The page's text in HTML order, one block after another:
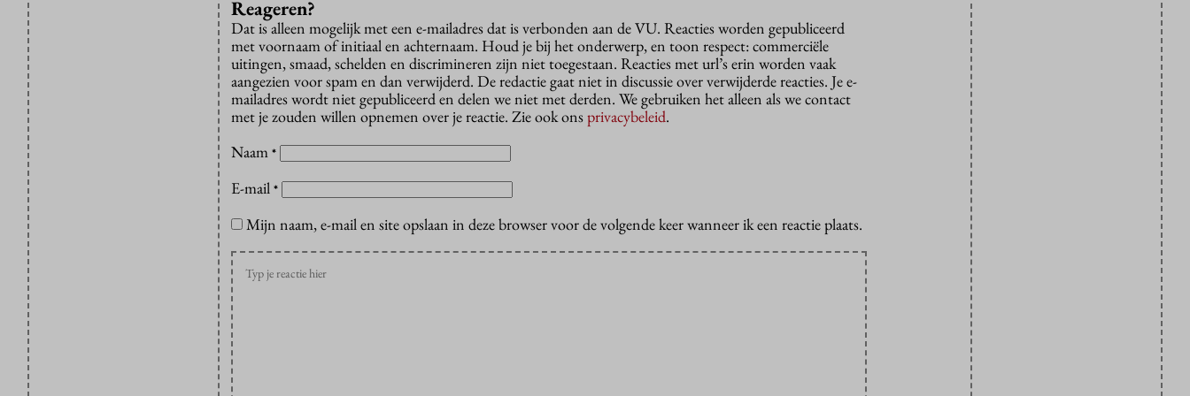
Reageren?
Dat is alleen mogelijk met een e-mailadres dat is verbonden aan de VU. Reacties worden gepubliceerd
met voornaam of initiaal en achternaam. Houd je bij het onderwerp, en toon respect: commerciële
uitingen, smaad, schelden en discrimineren zijn niet toegestaan. Reacties met url’s erin worden vaak
aangezien voor spam en dan verwijderd. De redactie gaat niet in discussie over verwijderde reacties. Je e-
mailadres wordt niet gepubliceerd en delen we niet met derden. We gebruiken het alleen als we contact
met je zouden willen opnemen over je reactie. Zie ook onsprivacybeleid.
Naam *
E-mail *
Mijn naam, e-mail en site opslaan in deze browser voor de volgende keer wanneer ik een reactie plaats.